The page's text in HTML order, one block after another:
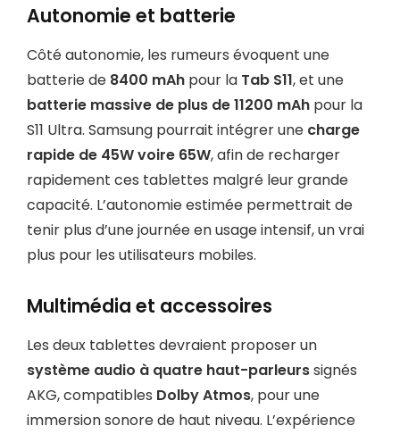
Autonomie et batterie
Côté autonomie, les rumeurs évoquent une
batterie de 8400 mAh pour la Tab S11, et une
batterie massive de plus de 11200 mAh pour la
S11 Ultra. Samsung pourrait intégrer une charge
rapide de 45W voire 65W, afin de recharger
rapidement ces tablettes malgré leur grande
capacité. L’autonomie estimée permettrait de
tenir plus d’une journée en usage intensif, un vrai
plus pour les utilisateurs mobiles.
Multimédia et accessoires
Les deux tablettes devraient proposer un
système audio à quatre haut-parleurssignés
AKG, compatibles Dolby Atmos, pour une
immersion sonore de haut niveau. L’expérience